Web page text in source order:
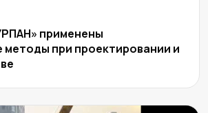
применены
методы при проектировании и